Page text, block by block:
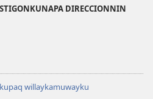
DIRECCIONNIN
willaykamuwayku